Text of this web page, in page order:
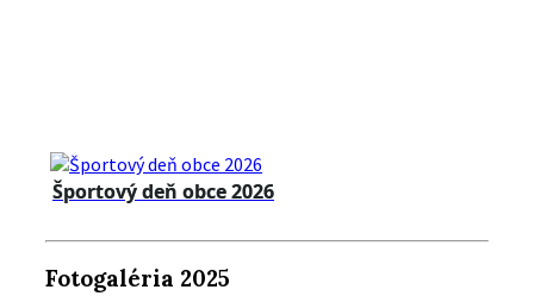
Športový deň obce 2026
Fotogaléria 2025